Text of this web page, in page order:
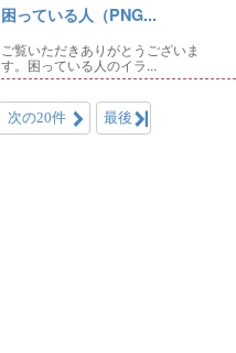
困っている人（PNG...
ご覧いただきありがとうございま
す。困っている人のイラ...
次の20件 最後